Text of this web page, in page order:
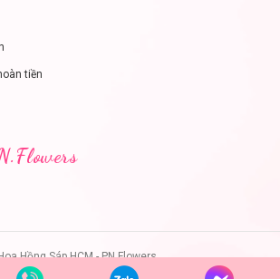
tiền
Hồng Sáp HCM - PN.Flowers